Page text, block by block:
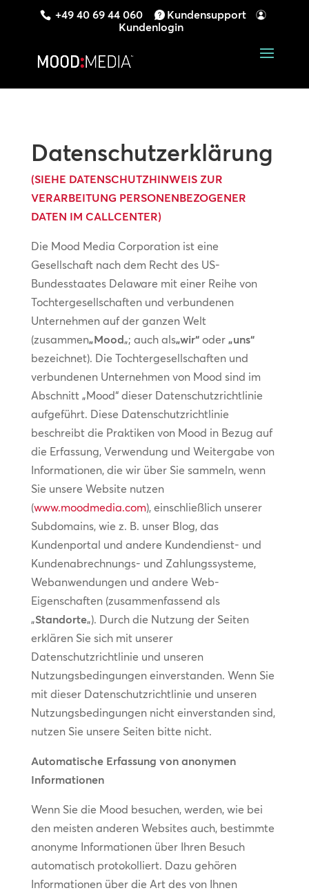
+49 40 69 44 060
Kundensupport
Kundenlogin
Datenschutzerklärung
(SIEHE DATENSCHUTZHINWEIS ZUR
VERARBEITUNG PERSONENBEZOGENER
DATEN IM CALLCENTER)
Die Mood Media Corporation ist eine
Gesellschaft nach dem Recht des US-
Bundesstaates Delaware mit einer Reihe von
Tochtergesellschaften und verbundenen
Unternehmen auf der ganzen Welt
(zusammen„Mood„; auch als„wir“oder „uns“
bezeichnet). Die Tochtergesellschaften und
verbundenen Unternehmen von Mood sind im
Abschnitt „Mood“ dieser Datenschutzrichtlinie
aufgeführt. Diese Datenschutzrichtlinie
beschreibt die Praktiken von Mood in Bezug auf
die Erfassung, Verwendung und Weitergabe von
Informationen, die wir über Sie sammeln, wenn
Sie unsere Website nutzen
(www.moodmedia.com), einschließlich unserer
Subdomains, wie z. B. unser Blog, das
Kundenportal und andere Kundendienst- und
Kundenabrechnungs- und Zahlungssysteme,
Webanwendungen und andere Web-
Eigenschaften (zusammenfassend als
„Standorte„). Durch die Nutzung der Seiten
erklären Sie sich mit unserer
Datenschutzrichtlinie und unseren
Nutzungsbedingungen einverstanden. Wenn Sie
mit dieser Datenschutzrichtlinie und unseren
Nutzungsbedingungen nicht einverstanden sind,
nutzen Sie unsere Seiten bitte nicht.
Automatische Erfassung von anonymen
Informationen
Wenn Sie die Mood besuchen, werden, wie bei
den meisten anderen Websites auch, bestimmte
anonyme Informationen über Ihren Besuch
automatisch protokolliert. Dazu gehören
Informationen über die Art des von Ihnen